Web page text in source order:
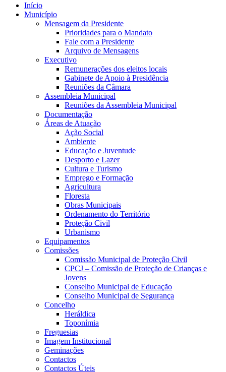
Início
Município
Mensagem da Presidente
Prioridades para o Mandato
Fale com a Presidente
Arquivo de Mensagens
Executivo
Remunerações dos eleitos locais
Gabinete de Apoio à Presidência
Reuniões da Câmara
Assembleia Municipal
Reuniões da Assembleia Municipal
Documentação
Áreas de Atuação
Ação Social
Ambiente
Educação e Juventude
Desporto e Lazer
Cultura e Turismo
Emprego e Formação
Agricultura
Floresta
Obras Municipais
Ordenamento do Território
Proteção Civil
Urbanismo
Equipamentos
Comissões
Comissão Municipal de Proteção Civil
CPCJ – Comissão de Proteção de Crianças e
Jovens
Conselho Municipal de Educação
Conselho Municipal de Segurança
Concelho
Heráldica
Toponímia
Freguesias
Imagem Institucional
Geminações
Contactos
Contactos Úteis